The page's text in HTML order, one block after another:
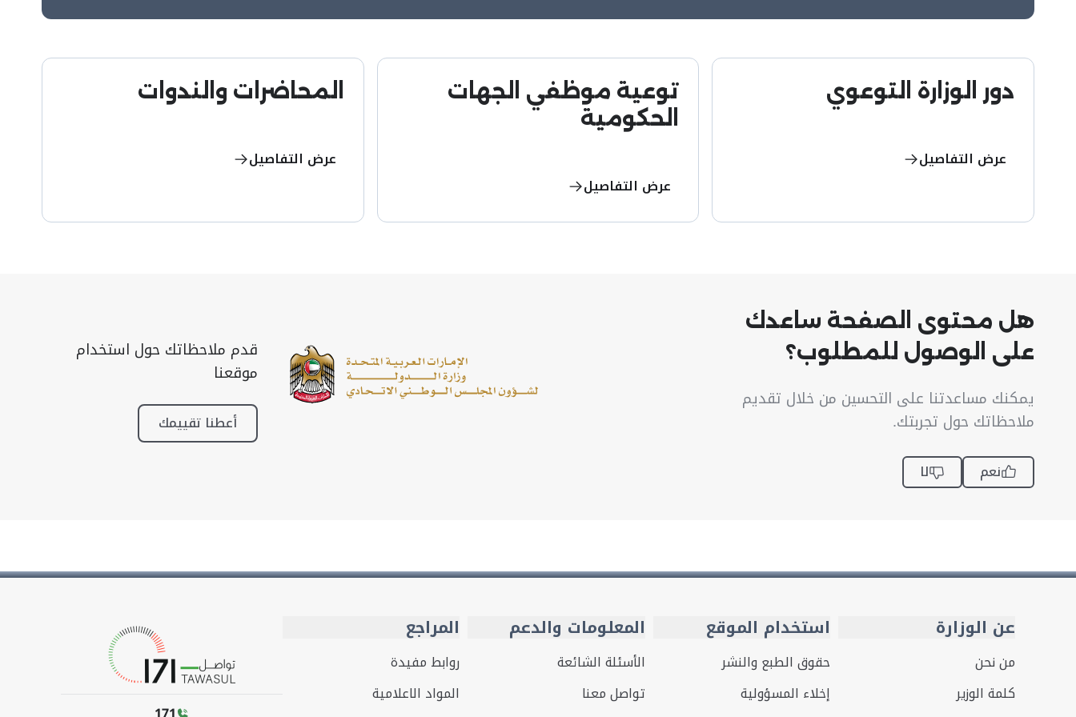
دور الوزارة التوعوي
عرض التفاصيل
توعية موظفي الجهات
الحكومية
عرض التفاصيل
المحاضرات والندوات
عرض التفاصيل
هل محتوى الصفحة ساعدك
على الوصول للمطلوب؟
يمكنك مساعدتنا على التحسين من خلال تقديم
ملاحظاتك حول تجربتك.
نعم لا
قدم ملاحظاتك حول استخدام
موقعنا
أعطنا تقييمك
عن الوزارة
من نحن
كلمة الوزير
استخدام الموقع
حقوق الطبع والنشر
إخلاء المسؤولية
المعلومات والدعم
الأسئلة الشائعة
تواصل معنا
المراجع
روابط مفيدة
المواد الاعلامية